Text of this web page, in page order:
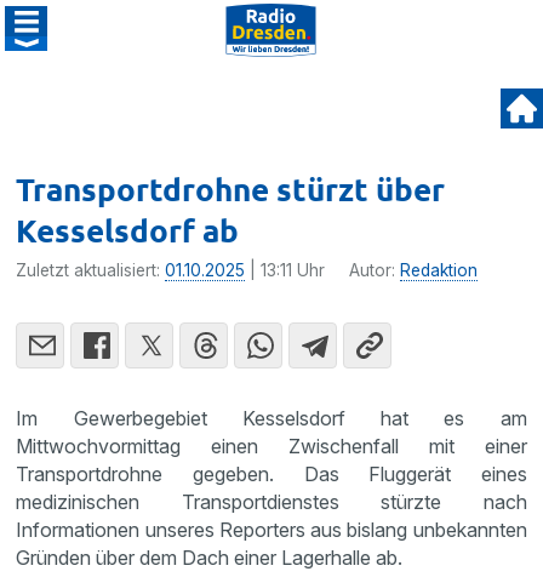
Transportdrohne stürzt über
Kesselsdorf ab
Zuletzt aktualisiert:01.10.2025 | 13:11 Uhr Autor: Redaktion
Im Gewerbegebiet Kesselsdorf hat es am
Mittwochvormittag einen Zwischenfall mit einer
Transportdrohne gegeben. Das Fluggerät eines
medizinischen Transportdienstes stürzte nach
Informationen unseres Reporters aus bislang unbekannten
Gründen über dem Dach einer Lagerhalle ab.